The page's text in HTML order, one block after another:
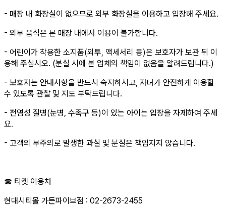
- 매장 내 화장실이 없으므로 외부 화장실을 이용하고 입장해 주세요.
- 외부 음식은 본 매장 내에서 이용이 불가합니다.
- 어린이가 착용한 소지품(외투, 액세서리 등)은 보호자가 보관 뒤 이
용해 주십시오. (분실 시에 본 업체의 책임이 없음을 알려드립니다.)
- 보호자는 안내사항을 반드시 숙지하시고, 자녀가 안전하게 이용할
수 있도록 관찰 및 지도 부탁드립니다.
- 전염성 질병(눈병, 수족구 등)이 있는 아이는 입장을 자제하여 주세
요.
- 고객의 부주의로 발생한 과실 및 분실은 책임지지 않습니다.
☎ 티켓 이용처
현대시티몰 가든파이브점 : 02-2673-2455